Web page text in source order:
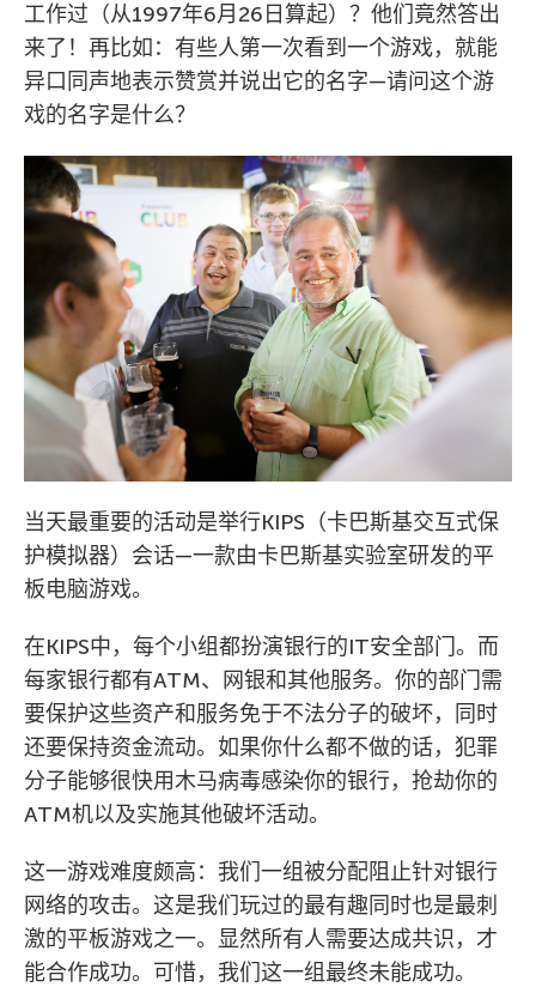
工作过（从1997年6月26日算起）？他们竟然答出
来了！再比如：有些人第一次看到一个游戏，就能
异口同声地表示赞赏并说出它的名字—请问这个游
戏的名字是什么？
当天最重要的活动是举行KIPS（卡巴斯基交互式保
护模拟器）会话—一款由卡巴斯基实验室研发的平
板电脑游戏。
在KIPS中，每个小组都扮演银行的IT安全部门。而
每家银行都有ATM、网银和其他服务。你的部门需
要保护这些资产和服务免于不法分子的破坏，同时
还要保持资金流动。如果你什么都不做的话，犯罪
分子能够很快用木马病毒感染你的银行，抢劫你的
ATM机以及实施其他破坏活动。
这一游戏难度颇高：我们一组被分配阻止针对银行
网络的攻击。这是我们玩过的最有趣同时也是最刺
激的平板游戏之一。显然所有人需要达成共识，才
能合作成功。可惜，我们这一组最终未能成功。